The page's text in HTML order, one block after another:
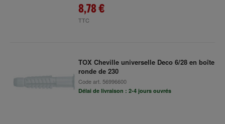
8,78 €
TTC
TOX Cheville universelle Deco 6/28 en boîte
ronde de 230
Code art. 56996600
Délai de livraison : 2-4 jours ouvrés